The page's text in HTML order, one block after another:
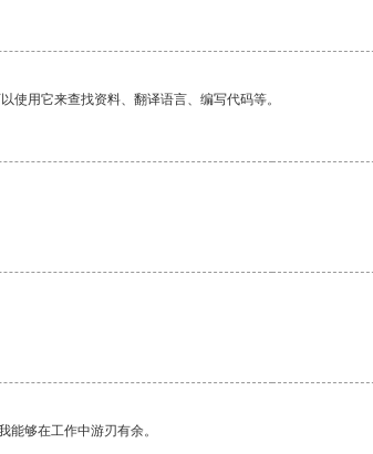
使用它来查找资料、翻译语言、编写代码等。
够在工作中游刃有余。